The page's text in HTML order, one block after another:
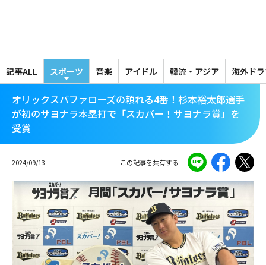
テ
ン
記事ALL スポーツ 音楽 アイドル 韓流・アジア 海外ド
オリックスバファローズの頼れる4番！杉本裕太郎選手
が初のサヨナラ本塁打で「スカパー！サヨナラ賞」を
受賞
2024/09/13 この記事を共有する